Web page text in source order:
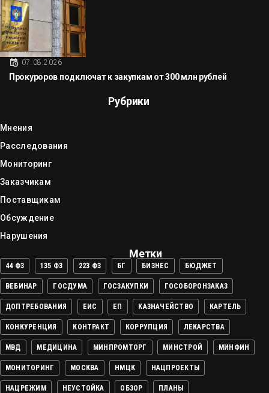
07.08.2026
Прокуроров подключат к закупкам от 300 млн рублей
Рубрики
Мнения
Расследования
Мониторинг
Заказчикам
Поставщикам
Обсуждение
Нарушения
Метки
44 ФЗ 135 ФЗ 223 ФЗ БГ БИЗНЕС БЮДЖЕТ
ВЕБИНАР ГОСДУМА ГОСЗАКУПКИ ГОСОБОРОНЗАКАЗ
ДОПТРЕБОВАНИЯ ЕИС ЕП КАЗНАЧЕЙСТВО КАРТЕЛЬ
КОНКУРЕНЦИЯ КОНТРАКТ КОРРУПЦИЯ ЛЕКАРСТВА
МВД МЕДИЦИНА МИНПРОМТОРГ МИНСТРОЙ МИНФИН
МОНИТОРИНГ МОСКВА НМЦК НАЦПРОЕКТЫ
НАЦРЕЖИМ НЕУСТОЙКА ОБЗОР ПЛАНЫ